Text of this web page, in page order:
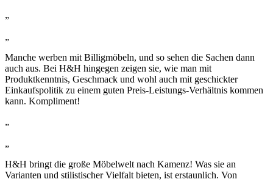
„
„
Manche werben mit Billigmöbeln, und so sehen die Sachen dann
auch aus. Bei H&H hingegen zeigen sie, wie man mit
Produktkenntnis, Geschmack und wohl auch mit geschickter
Einkaufspolitik zu einem guten Preis-Leistungs-Verhältnis kommen
kann. Kompliment!
„
„
H&H bringt die große Möbelwelt nach Kamenz! Was sie an
Varianten und stilistischer Vielfalt bieten, ist erstaunlich. Von